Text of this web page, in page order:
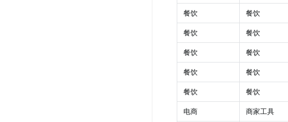
餐饮 餐饮
餐饮 餐饮
餐饮 餐饮
餐饮 餐饮
餐饮 餐饮
电商 商家工具